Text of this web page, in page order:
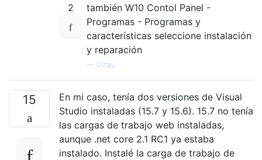
2
también W10 Contol Panel -
Programas - Programas y
características seleccione instalación
y reparación
— Uzay
15
En mi caso, tenía dos versiones de Visual
Studio instaladas (15.7 y 15.6). 15.7 no tenía
las cargas de trabajo web instaladas,
aunque .net core 2.1 RC1 ya estaba
instalado. Instalé la carga de trabajo de